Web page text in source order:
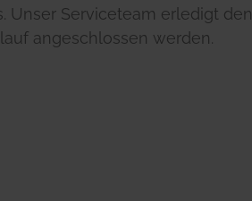
Unser Serviceteam erledigt den
angeschlossen werden.